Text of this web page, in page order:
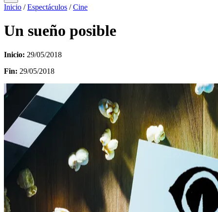
Inicio /Espectáculos /Cine
Un sueño posible
Inicio: 29/05/2018
Fin: 29/05/2018